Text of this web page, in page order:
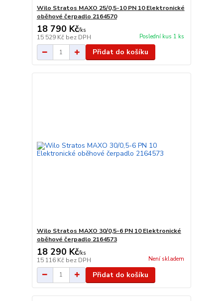
Wilo Stratos MAXO 25/0,5-10 PN 10 Elektronické
oběhové čerpadlo 2164570
18 790 Kč/ks
15 529 Kč bez DPH Poslední kus 1 ks
Přidat do košíku
Wilo Stratos MAXO 30/0,5-6 PN 10 Elektronické
oběhové čerpadlo 2164573
18 290 Kč/ks
15 116 Kč bez DPH Není skladem
Přidat do košíku